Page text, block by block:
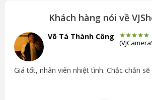
Cụ thể hơn, kính thông
những gì? Hãy cùng
trong bài viết dưới đây.
Khách hàng nói về
Võ Tá Thành Công
(
Giá tốt, nhân viên nhiệt tình. Chắc chắn sẽ